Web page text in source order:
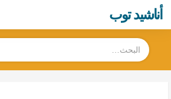
أناشيد توب